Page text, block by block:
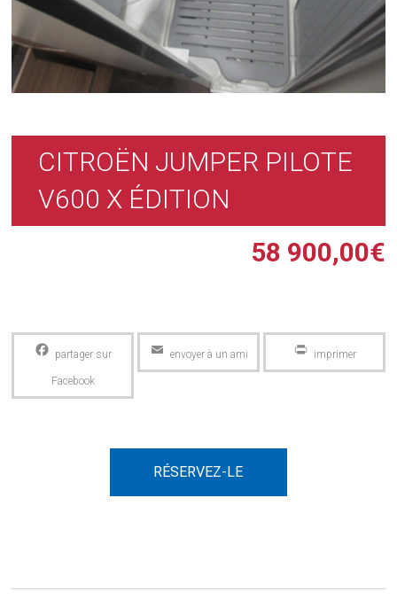
CITROËN JUMPER PILOTE
V600 X ÉDITION
58 900,00€
Facebook Email PrintFriendly
RÉSERVEZ-LE